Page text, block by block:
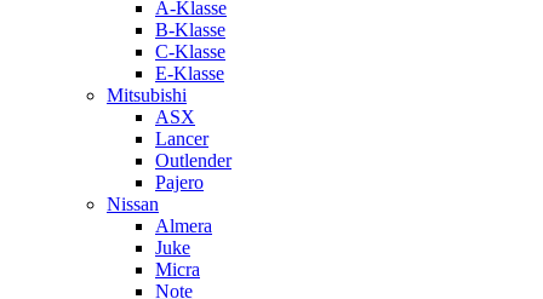
A-Klasse
B-Klasse
C-Klasse
E-Klasse
Mitsubishi
ASX
Lancer
Outlender
Pajero
Nissan
Almera
Juke
Micra
Note